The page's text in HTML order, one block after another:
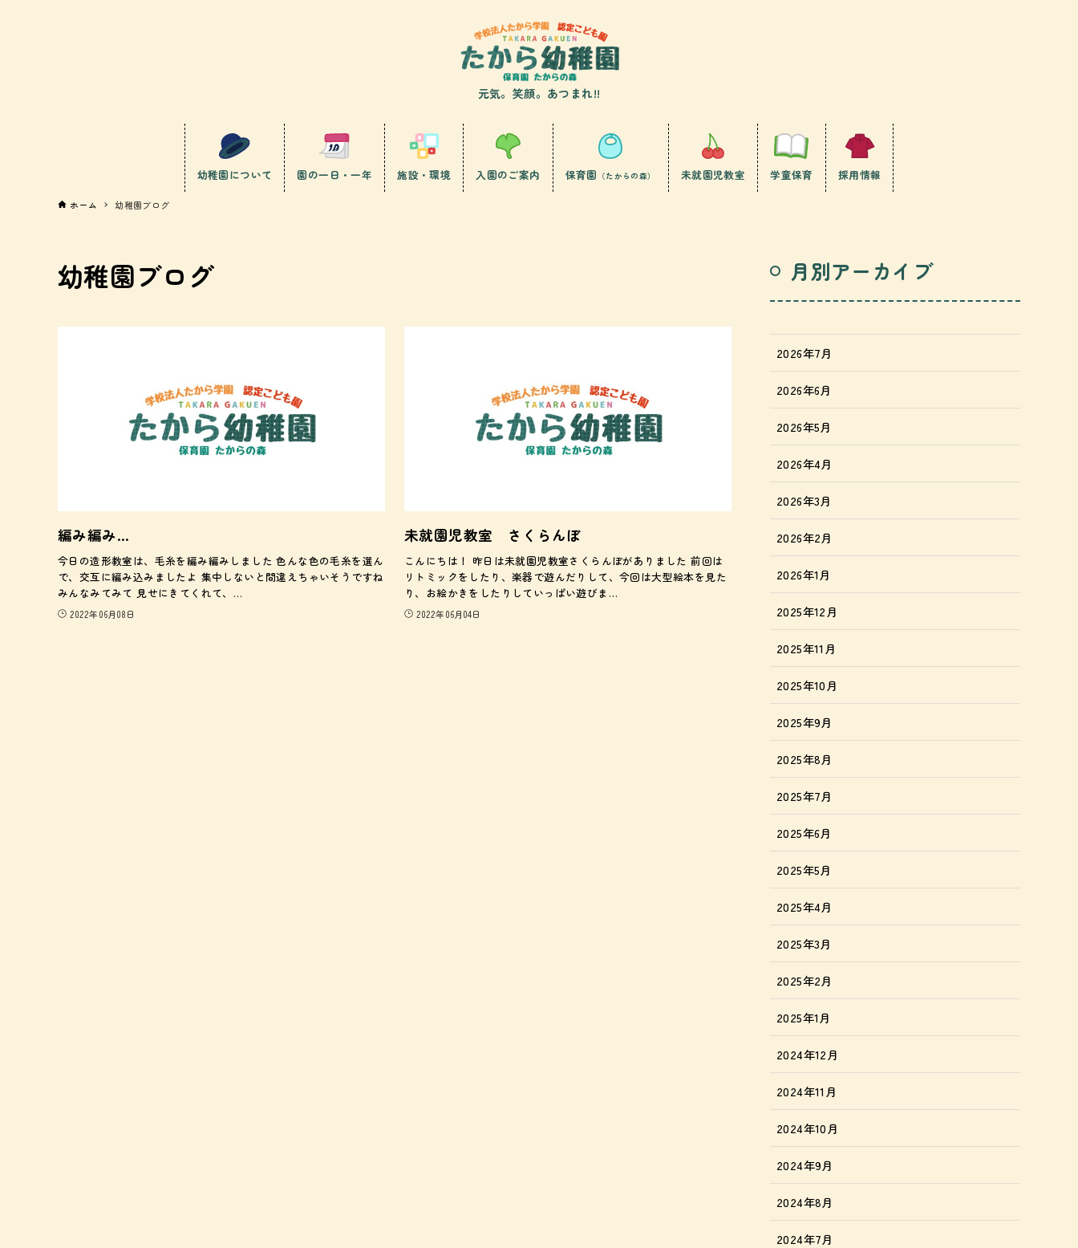
元気。笑顔。あつまれ!!
幼稚園について 園の一日・一年 施設・環境 入園のご案内 保育園 （たからの森） 未就園児教室 学童保育 採用情報
ホーム 幼稚園ブログ
幼稚園ブログ
編み編み…
今日の造形教室は、毛糸を編み編みしました 色んな色の毛糸を選ん
で、交互に編み込みましたよ 集中しないと間違えちゃいそうですね
みんなみてみて 見せにきてくれて、…
2022年06月08日
未就園児教室 さくらんぼ
こんにちは！ 昨日は未就園児教室さくらんぼがありました 前回は
リトミックをしたり、楽器で遊んだりして、今回は大型絵本を見た
り、お絵かきをしたりしていっぱい遊びま…
2022年06月04日
月別アーカイブ
2026年7月
2026年6月
2026年5月
2026年4月
2026年3月
2026年2月
2026年1月
2025年12月
2025年11月
2025年10月
2025年9月
2025年8月
2025年7月
2025年6月
2025年5月
2025年4月
2025年3月
2025年2月
2025年1月
2024年12月
2024年11月
2024年10月
2024年9月
2024年8月
2024年7月